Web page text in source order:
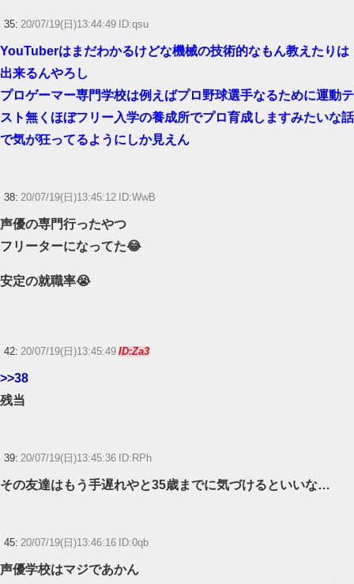
35: 20/07/19(日)13:44:49 ID:qsu
YouTuberはまだわかるけどな機械の技術的なもん教えたりは
出来るんやろし
プロゲーマー専門学校は例えばプロ野球選手なるために運動テ
スト無くほぼフリー入学の養成所でプロ育成しますみたいな話
で気が狂ってるようにしか見えん
38: 20/07/19(日)13:45:12 ID:WwB
声優の専門行ったやつ
フリーターになってた😂
安定の就職率😭
42: 20/07/19(日)13:45:49 ID:Za3
>>38
残当
39: 20/07/19(日)13:45:36 ID:RPh
その友達はもう手遅れやと35歳までに気づけるといいな…
45: 20/07/19(日)13:46:16 ID:0qb
声優学校はマジであかん